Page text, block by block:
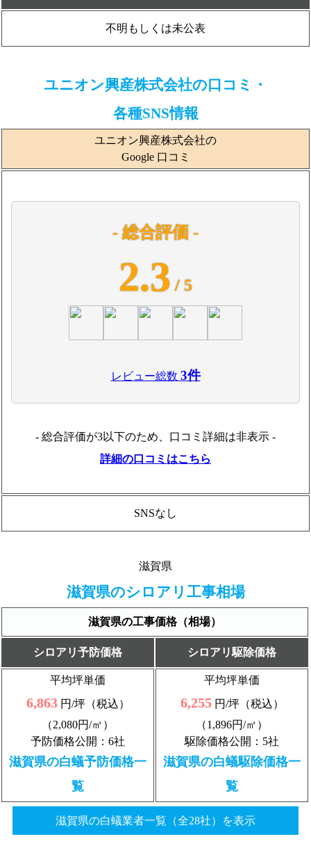
不明もしくは未公表
ユニオン興産株式会社の口コミ・
各種SNS情報
ユニオン興産株式会社の
Google 口コミ
- 総合評価 -
2.3 / 5
レビュー総数 3件
- 総合評価が3以下のため、口コミ詳細は非表示 -
詳細の口コミはこちら
SNSなし
滋賀県
滋賀県のシロアリ工事相場
滋賀県の工事価格（相場）
シロアリ予防価格 シロアリ駆除価格
平均坪単価
6,863円/坪（税込）
（2,080円/㎡）
予防価格公開：6社
滋賀県の白蟻予防価格一
覧
平均坪単価
6,255円/坪（税込）
（1,896円/㎡）
駆除価格公開：5社
滋賀県の白蟻駆除価格一
覧
滋賀県の白蟻業者一覧（全28社）を表示